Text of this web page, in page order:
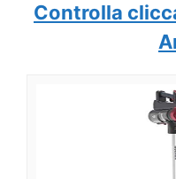
Controlla